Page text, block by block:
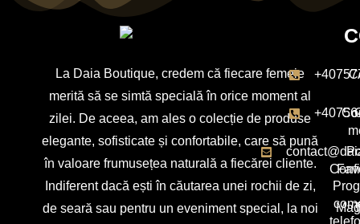
La Daia Boutique, credem că fiecare femeie
merită să se simtă specială în orice moment al
zilei. De aceea, am ales o colecție de produse
elegante, sofisticate și confortabile, care să pună
în valoare frumusețea naturală a fiecărei cliente.
Indiferent dacă ești în căutarea unei rochii de zi,
de seară sau pentru un eveniment special, la noi